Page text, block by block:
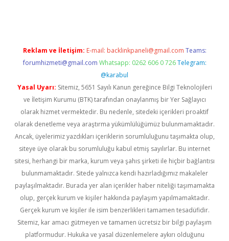
Reklam ve İletişim: E-mail: backlinkpaneli@gmail.com Teams:
forumhizmeti@gmail.com Whatsapp: 0262 606 0 726 Telegram:
@karabul
Yasal Uyarı: Sitemiz, 5651 Sayılı Kanun gereğince Bilgi Teknolojileri
ve İletişim Kurumu (BTK) tarafından onaylanmış bir Yer Sağlayıcı
olarak hizmet vermektedir. Bu nedenle, sitedeki içerikleri proaktif
olarak denetleme veya araştırma yükümlülüğümüz bulunmamaktadır.
Ancak, üyelerimiz yazdıkları içeriklerin sorumluluğunu taşımakta olup,
siteye üye olarak bu sorumluluğu kabul etmiş sayılırlar. Bu internet
sitesi, herhangi bir marka, kurum veya şahıs şirketi ile hiçbir bağlantısı
bulunmamaktadır. Sitede yalnızca kendi hazırladığımız makaleler
paylaşılmaktadır. Burada yer alan içerikler haber niteliği taşımamakta
olup, gerçek kurum ve kişiler hakkında paylaşım yapılmamaktadır.
Gerçek kurum ve kişiler ile isim benzerlikleri tamamen tesadüfidir.
Sitemiz, kar amacı gütmeyen ve tamamen ücretsiz bir bilgi paylaşım
platformudur. Hukuka ve yasal düzenlemelere aykırı olduğunu